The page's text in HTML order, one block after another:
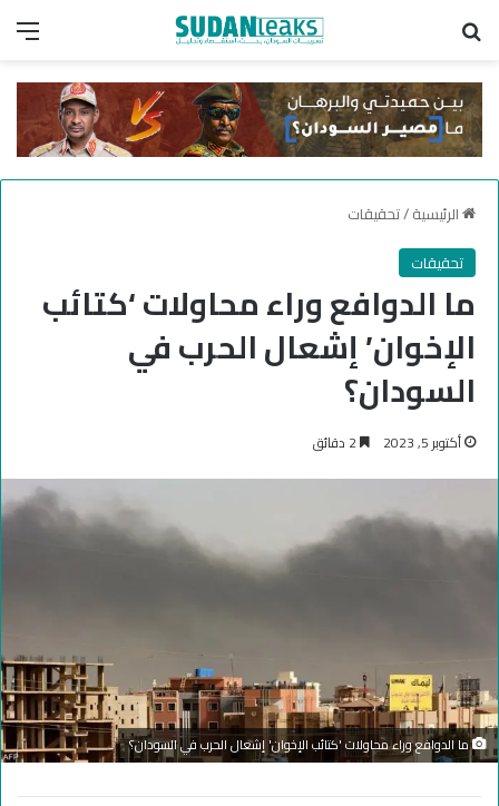
الرئيسية/تحقيقات
تحقيقات
ما الدوافع وراء محاولات ‘كتائب
الإخوان’ إشعال الحرب في
السودان؟
أكتوبر 5, 2023
ما الدوافع وراء محاولات 'كتائب الإخوان' إشعال الحرب في السودان؟